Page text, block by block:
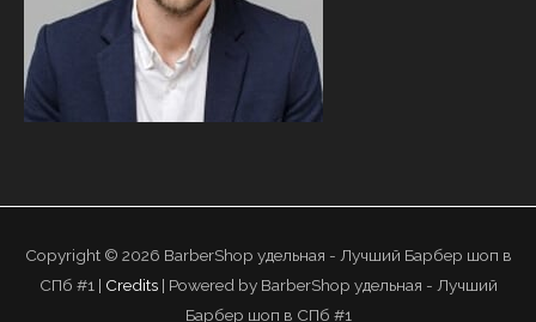
Copyright © 2026 BarberShop удельная - Лучший Барбер шоп в
СПб #1 | Credits| Powered by BarberShop удельная - Лучший
Барбер шоп в СПб #1